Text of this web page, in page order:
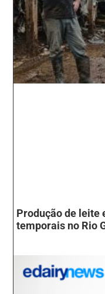
Produção de leite
temporais no Rio